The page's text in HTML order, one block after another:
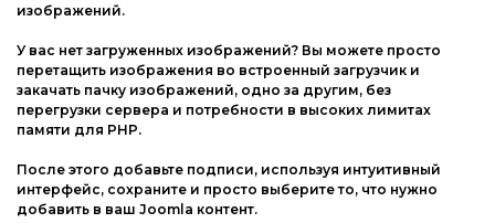
изображений.
У вас нет загруженных изображений? Вы можете просто
перетащить изображения во встроенный загрузчик и
закачать пачку изображений, одно за другим, без
перегрузки сервера и потребности в высоких лимитах
памяти для PHP.
После этого добавьте подписи, используя интуитивный
интерфейс, сохраните и просто выберите то, что нужно
добавить в ваш Joomla контент.